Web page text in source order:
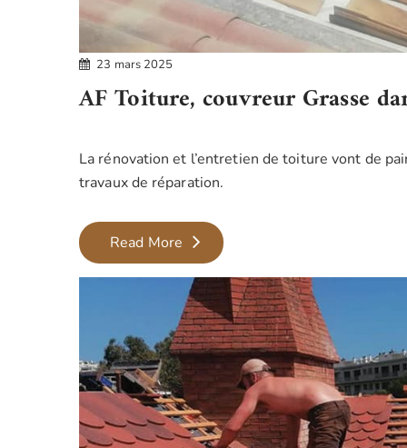
23 mars 2025
AF Toiture, couvreur Grasse
La rénovation et l’entretien de toiture vont de
travaux de réparation.
Read MoreAF
Toiture,
couvreur
Grasse
dans
les
Alpes
Maritimes